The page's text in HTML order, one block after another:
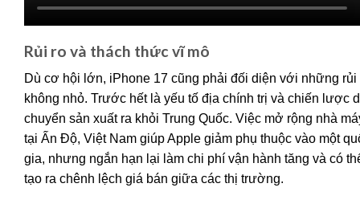
Rủi ro và thách thức vĩ mô
Dù cơ hội lớn, iPhone 17 cũng phải đối diện với những rủi
không nhỏ. Trước hết là yếu tố địa chính trị và chiến lược
chuyển sản xuất ra khỏi Trung Quốc. Việc mở rộng nhà
tại Ấn Độ, Việt Nam giúp Apple giảm phụ thuộc vào một
gia, nhưng ngắn hạn lại làm chi phí vận hành tăng và có
tạo ra chênh lệch giá bán giữa các thị trường.